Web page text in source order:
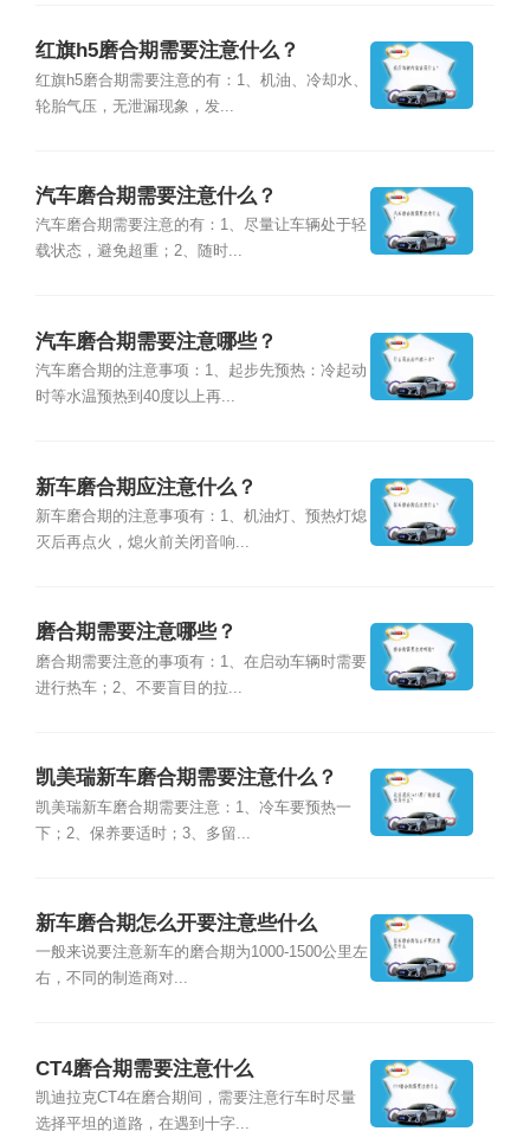
红旗h5磨合期需要注意什么？
红旗h5磨合期需要注意的有：1、机油、冷却水、
轮胎气压，无泄漏现象，发...
汽车磨合期需要注意什么？
汽车磨合期需要注意的有：1、尽量让车辆处于轻
载状态，避免超重；2、随时...
汽车磨合期需要注意哪些？
汽车磨合期的注意事项：1、起步先预热：冷起动
时等水温预热到40度以上再...
新车磨合期应注意什么？
新车磨合期的注意事项有：1、机油灯、预热灯熄
灭后再点火，熄火前关闭音响...
磨合期需要注意哪些？
磨合期需要注意的事项有：1、在启动车辆时需要
进行热车；2、不要盲目的拉...
凯美瑞新车磨合期需要注意什么？
凯美瑞新车磨合期需要注意：1、冷车要预热一
下；2、保养要适时；3、多留...
新车磨合期怎么开要注意些什么
一般来说要注意新车的磨合期为1000-1500公里左
右，不同的制造商对...
CT4磨合期需要注意什么
凯迪拉克CT4在磨合期间，需要注意行车时尽量
选择平坦的道路，在遇到十字...